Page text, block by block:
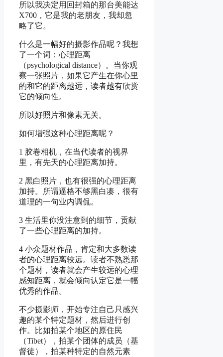
所以我决定用回封箱的那台美能达
X700，它是我的老朋友，我却忽
略了它。
什么是一幅好的摄影作品呢？我想
了一个词：心理距离
（psychological distance）。当你观
察一张照片，如果它产生在你心里
的和它的距离越远，读者越有欣赏
它的倾向性。
所以好照片和像素无关。
如何增强这种心理距离呢？
1 胶卷相机，在当代读者的视界
里，有先天的心理距离加持。
2 黑白照片，也有很强的心理距离
加持。所谓逼格不够黑白凑，很有
道理的一句业内调侃。
3 生活里你没注意到的细节，贡献
了一些心理距离的加持。
4 小众题材作品，肯定和大多数读
者的心理距离较远。读者不熟悉那
个题材，读者就会产生较远的心理
感知距离，就会倾向认定它是一幅
优秀的作品。
不少摄影师，开始专注自己只感兴
趣的某个特定题材，然后进行创
作。比如拍某个地区的原住民
（Tibet），拍某个团体的成员（基
督徒），拍某种特定的自然元素